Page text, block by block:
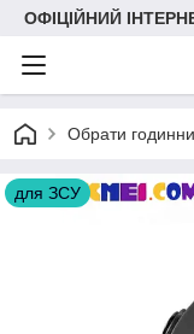
ОФІЦІЙНИЙ
Обрати
для ЗСУ